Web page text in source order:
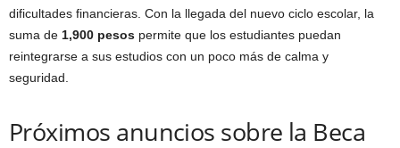
dificultades financieras. Con la llegada del nuevo ciclo escolar, la
suma de 1,900 pesos permite que los estudiantes puedan
reintegrarse a sus estudios con un poco más de calma y
seguridad.
Próximos anuncios sobre la Beca